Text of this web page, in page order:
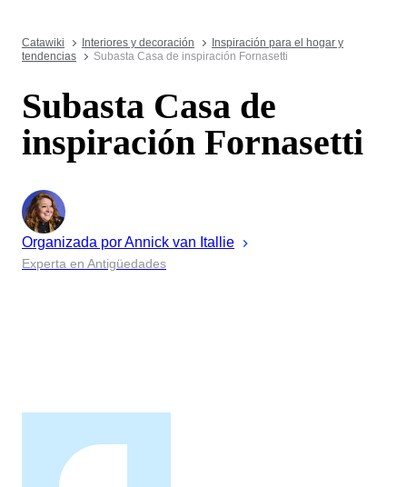
Catawiki Interiores y decoración
Inspiración para el hogar y
tendencias
Subasta Casa de inspiración Fornasetti
Subasta Casa de
inspiración Fornasetti
Organizada porAnnick van Itallie
Experta en Antigüedades